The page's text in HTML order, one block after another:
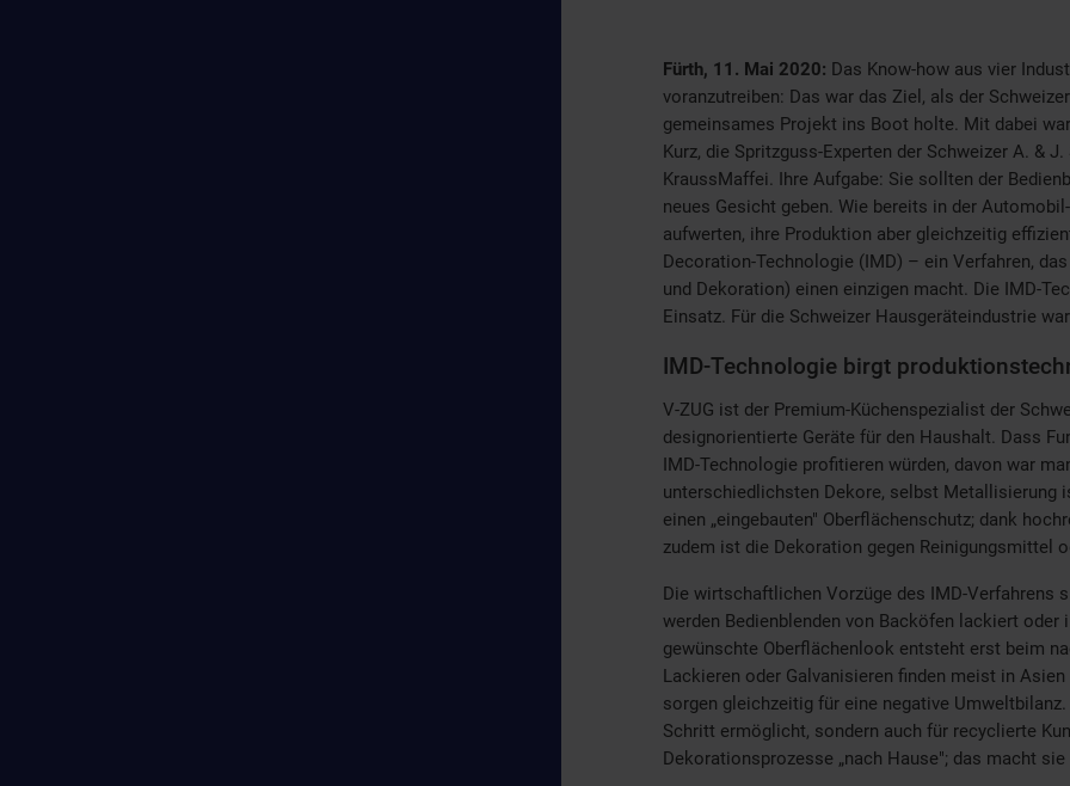
Fürth, 11. Mai 2020: Das Know-how aus vier
voranzutreiben: Das war das Ziel, als der
gemeinsames Projekt ins Boot holte. Mit dabei
Kurz, die Spritzguss-Experten der Schweizer A. &
KraussMaffei. Ihre Aufgabe: Sie sollten der
neues Gesicht geben. Wie bereits in der
aufwerten, ihre Produktion aber gleichzeitig
Decoration-Technologie (IMD) – ein Verfahren,
und Dekoration) einen einzigen macht. Die IMD-
Einsatz. Für die Schweizer Hausgeräteindustrie
IMD-Technologie birgt
V-ZUG ist der Premium-Küchenspezialist der
designorientierte Geräte für den Haushalt. Dass
IMD-Technologie profitieren würden, davon war
unterschiedlichsten Dekore, selbst Metallisierung
einen „eingebauten" Oberflächenschutz; dank
zudem ist die Dekoration gegen Reinigungsmittel
Die wirtschaftlichen Vorzüge des IMD-Verfahrens
werden Bedienblenden von Backöfen lackiert
gewünschte Oberflächenlook entsteht erst beim
Lackieren oder Galvanisieren finden meist in
sorgen gleichzeitig für eine negative
Schritt ermöglicht, sondern auch für recyclierte
Dekorationsprozesse „nach Hause"; das macht